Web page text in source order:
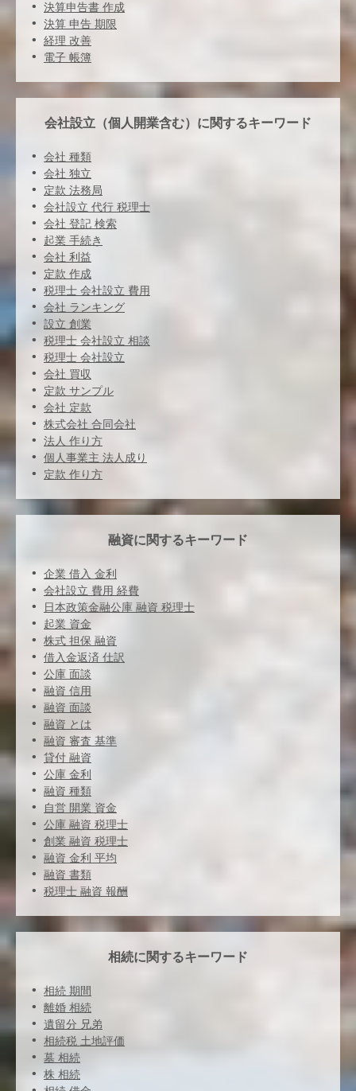
決算申告書 作成
決算 申告 期限
経理 改善
電子 帳簿
会社設立（個人開業含む）に関するキーワード
会社 種類
会社 独立
定款 法務局
会社設立 代行 税理士
会社 登記 検索
起業 手続き
会社 利益
定款 作成
税理士 会社設立 費用
会社 ランキング
設立 創業
税理士 会社設立 相談
税理士 会社設立
会社 買収
定款 サンプル
会社 定款
株式会社 合同会社
法人 作り方
個人事業主 法人成り
定款 作り方
融資に関するキーワード
企業 借入 金利
会社設立 費用 経費
日本政策金融公庫 融資 税理士
起業 資金
株式 担保 融資
借入金返済 仕訳
公庫 面談
融資 信用
融資 面談
融資 とは
融資 審査 基準
貸付 融資
公庫 金利
融資 種類
自営 開業 資金
公庫 融資 税理士
創業 融資 税理士
融資 金利 平均
融資 書類
税理士 融資 報酬
相続に関するキーワード
相続 期間
離婚 相続
遺留分 兄弟
相続税 土地評価
墓 相続
株 相続